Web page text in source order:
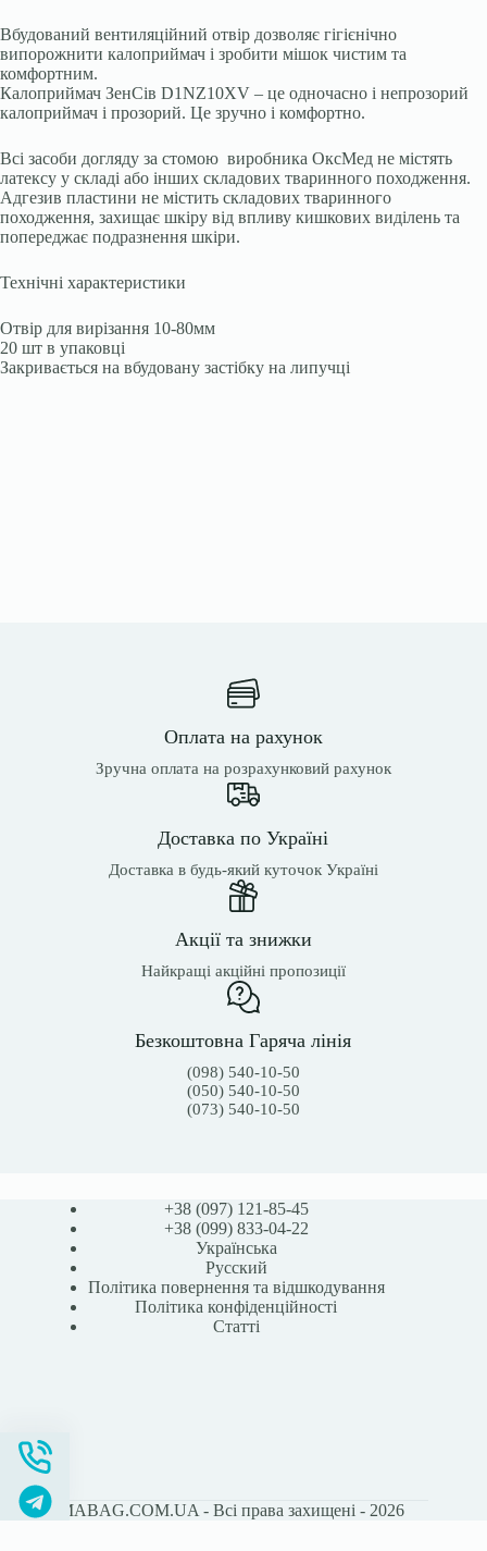
Вбудований вентиляційний отвір дозволяє гігієнічно
випорожнити калоприймач і зробити мішок чистим та
комфортним.
Калоприймач ЗенСів D1NZ10XV – це одночасно і непрозорий
калоприймач і прозорий. Це зручно і комфортно.
Всі засоби догляду за стомою виробника ОксМед не містять
латексу у складі або інших складових тваринного походження.
Адгезив пластини не містить складових тваринного
походження, захищає шкіру від впливу кишкових виділень та
попереджає подразнення шкіри.
Технічні характеристики
Отвір для вирізання 10-80мм
20 шт в упаковці
Закривається на вбудовану застібку на липучці
Оплата на рахунок
Зручна оплата на розрахунковий рахунок
Доставка по Україні
Доставка в будь-який куточок Україні
Акції та знижки
Найкращі акційні пропозиції
Безкоштовна Гаряча лінія
(098) 540-10-50
(050) 540-10-50
(073) 540-10-50
+38 (097) 121-85-45
+38 (099) 833-04-22
Українська
Русский
Політика повернення та відшкодування
Політика конфіденційності
Статті
STOMABAG.COM.UA - Всі права захищені - 2026